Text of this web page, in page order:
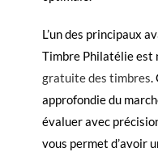
L’un des principaux
Timbre Philatélie
gratuite des timbres.
approfondie du
évaluer avec
vous permet d’avoir